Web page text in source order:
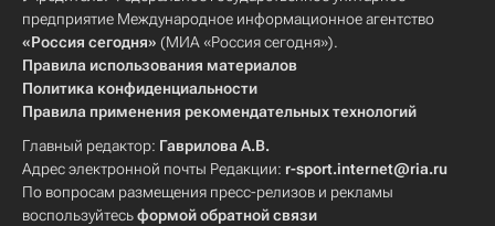
предприятие Международное информационное агентство
«Россия сегодня» (МИА «Россия сегодня»).
Правила использования материалов
Политика конфиденциальности
Правила применения рекомендательных технологий
Главный редактор: Гаврилова А.В.
Адрес электронной почты Редакции: r-sport.internet@ria.ru
По вопросам размещения пресс-релизов и рекламы
воспользуйтесьформой обратной связи